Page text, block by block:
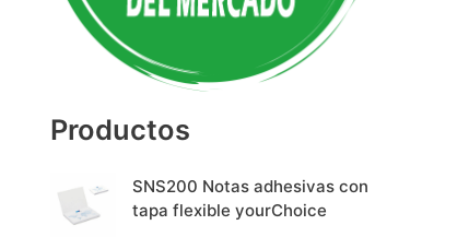
:Productos
SNS200 Notas adhesivas con
tapa flexible yourChoice